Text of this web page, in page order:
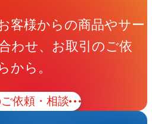
客様からの商品やサー
わせ、お取引のご依
から。
依頼・相談